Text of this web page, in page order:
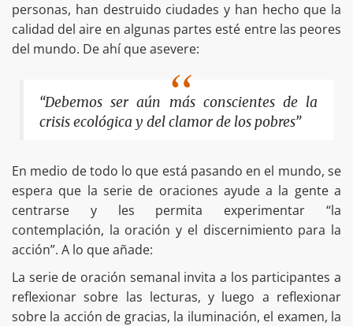
personas, han destruido ciudades y han hecho que la
calidad del aire en algunas partes esté entre las peores
del mundo. De ahí que asevere:
“Debemos ser aún más conscientes de la
crisis ecológica y del clamor de los pobres”
En medio de todo lo que está pasando en el mundo, se
espera que la serie de oraciones ayude a la gente a
centrarse y les permita experimentar “la
contemplación, la oración y el discernimiento para la
acción”. A lo que añade:
La serie de oración semanal invita a los participantes a
reflexionar sobre las lecturas, y luego a reflexionar
sobre la acción de gracias, la iluminación, el examen, la